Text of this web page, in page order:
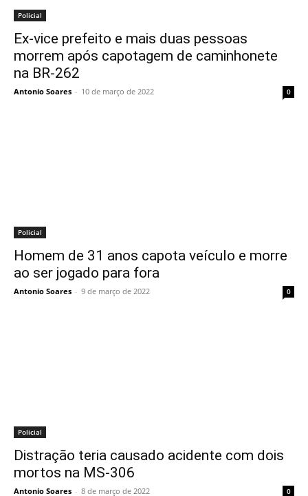
Policial
Ex-vice prefeito e mais duas pessoas
morrem após capotagem de caminhonete
na BR-262
Antonio Soares - 10 de março de 2022 0
Policial
Homem de 31 anos capota veículo e morre
ao ser jogado para fora
Antonio Soares - 9 de março de 2022 0
Policial
Distração teria causado acidente com dois
mortos na MS-306
Antonio Soares - 8 de março de 2022 0